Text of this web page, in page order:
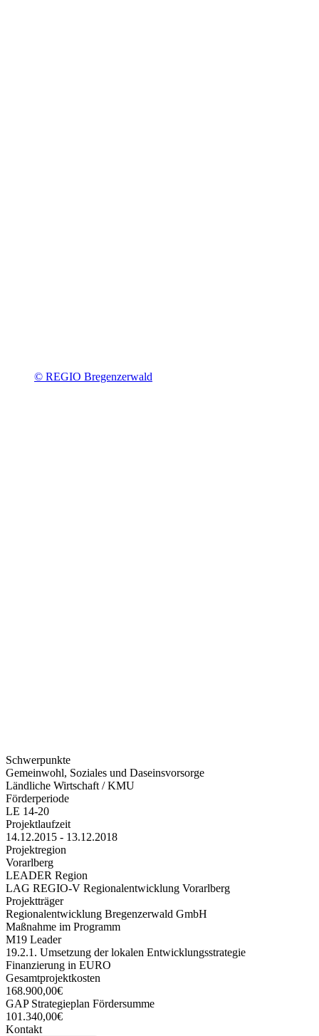
© REGIO Bregenzerwald
Schwerpunkte
Gemeinwohl, Soziales und Daseinsvorsorge
Ländliche Wirtschaft / KMU
Förderperiode
LE 14-20
Projektlaufzeit
14.12.2015 - 13.12.2018
Projektregion
Vorarlberg
LEADER Region
LAG REGIO-V Regionalentwicklung Vorarlberg
Projektträger
Regionalentwicklung Bregenzerwald GmbH
Maßnahme im Programm
M19 Leader
19.2.1. Umsetzung der lokalen Entwicklungsstrategie
Finanzierung in EURO
Gesamtprojektkosten
168.900,00€
GAP Strategieplan Fördersumme
101.340,00€
Kontakt